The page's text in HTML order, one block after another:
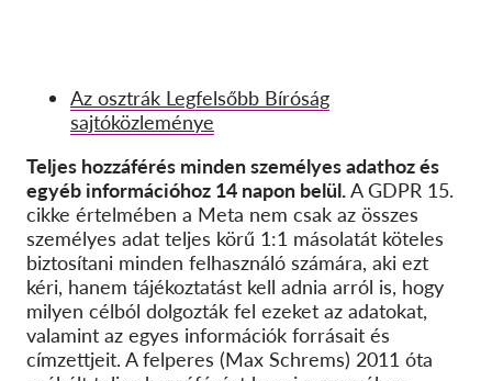
Az osztrák Legfelsőbb Bíróság
sajtóközleménye
Teljes hozzáférés minden személyes adathoz és
egyéb információhoz 14 napon belül.A GDPR 15.
cikke értelmében a Meta nem csak az összes
személyes adat teljes körű 1:1 másolatát köteles
biztosítani minden felhasználó számára, aki ezt
kéri, hanem tájékoztatást kell adnia arról is, hogy
milyen célból dolgozták fel ezeket az adatokat,
valamint az egyes információk forrásait és
címzettjeit. A felperes (Max Schrems) 2011 óta